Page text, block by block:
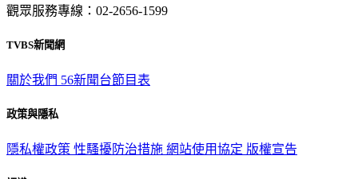
觀眾服務專線：02-2656-1599
TVBS新聞網
關於我們 56新聞台節目表
政策與隱私
隱私權政策 性騷擾防治措施 網站使用協定 版權宣告